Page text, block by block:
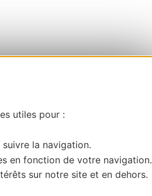
utiles pour :
la navigation.
en fonction de votre navigation.
sur notre site et en dehors.